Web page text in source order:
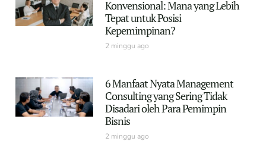
Konvensional: Mana yang Lebih
Tepat untuk Posisi
Kepemimpinan?
2 minggu ago
6 Manfaat Nyata Management
Consulting yang Sering Tidak
Disadari oleh Para Pemimpin
Bisnis
2 minggu ago